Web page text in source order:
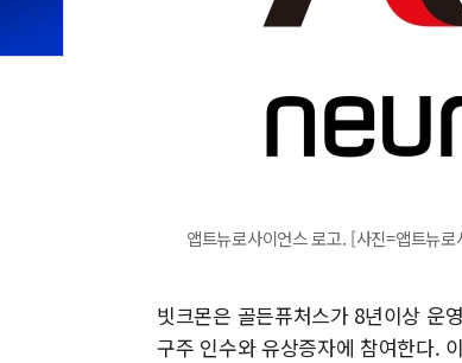
앱트뉴로사이언스 로고. [사진=앱트뉴로
빗크몬은 골든퓨처스가 8년이상 운
구주 인수와 유상증자에 참여한다.